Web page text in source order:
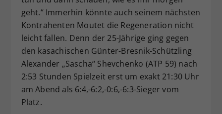
geht.“ Immerhin könnte auch seinem nächsten
Kontrahenten Moutet die Regeneration nicht
leicht fallen. Denn der 25-Jährige ging gegen
den kasachischen Günter-Bresnik-Schützling
Alexander „Sascha“ Shevchenko (ATP 59) nach
2:53 Stunden Spielzeit erst um exakt 21:30 Uhr
am Abend als 6:4,-6:2,-0:6,-6:3-Sieger vom
Platz.